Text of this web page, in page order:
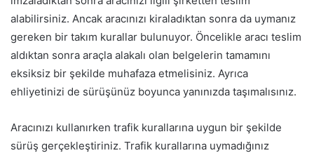
alabilirsiniz. Ancak aracınızı kiraladıktan sonra da uymanız
gereken bir takım kurallar bulunuyor. Öncelikle aracı teslim
aldıktan sonra araçla alakalı olan belgelerin tamamını
eksiksiz bir şekilde muhafaza etmelisiniz. Ayrıca
ehliyetinizi de sürüşünüz boyunca yanınızda taşımalısınız.
Aracınızı kullanırken trafik kurallarına uygun bir şekilde
sürüş gerçekleştiriniz. Trafik kurallarına uymadığınız